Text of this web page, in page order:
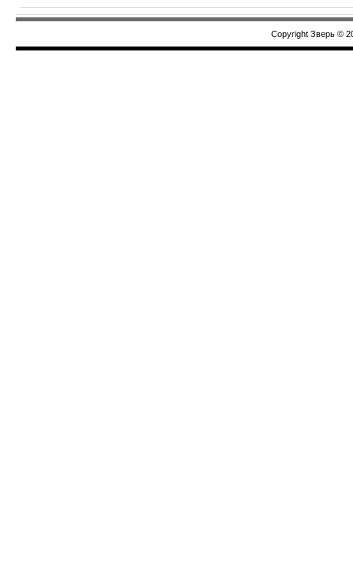
Copyright Зверь ©